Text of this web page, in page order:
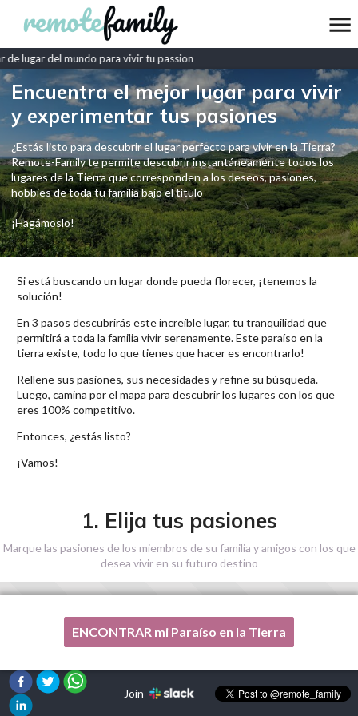
lugar del mundo para vivir tu passion
Encuentra el mejor lugar para vivir
y experimentar tus pasiones
¿Estás listo para descubrir el lugar perfecto para vivir en la Tierra?
Remote-Family te permite descubrir instantáneamente todos los
lugares de la Tierra que corresponden a los deseos, pasiones,
hobbies de toda tu familia bajo el título
¡Hagámoslo!
Si está buscando un lugar donde pueda florecer, ¡tenemos la
solución!
En 3 pasos descubrirás este increíble lugar, tu tranquilidad que
permitirá a toda la familia vivir serenamente. Este paraíso en la
tierra existe, todo lo que tienes que hacer es encontrarlo!
Rellene sus pasiones, sus necesidades y refine su búsqueda.
Luego, camina por el mapa para descubrir los lugares con los que
eres 100% competitivo.
Entonces, ¿estás listo?
¡Vamos!
1. Elija tus pasiones
Marque las pasiones de los miembros de su familia y amigos con los que
desea vivir en su futuro destino
Una de mis pasiones no está en esta lista, por favor,
ENCONTRAR mi Paraíso en la Tierra
Join